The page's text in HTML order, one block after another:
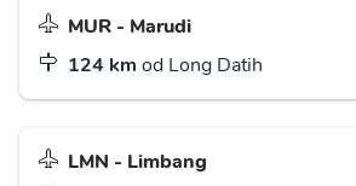
MUR - Marudi
124 km od Long Datih
LMN - Limbang